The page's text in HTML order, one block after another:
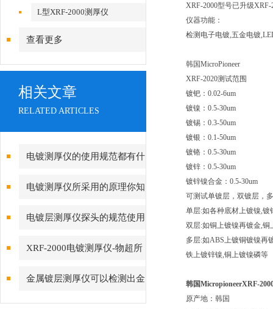
L型XRF-2000测厚仪
查看更多
相关文章
RELATED ARTICLES
电镀测厚仪的使用规范都有什
么？
电镀测厚仪所采用的原理你知
道吗
电镀层测厚仪探头的规范使用
XRF-2000电镀测厚仪-物超所
值的主要体现
金属镀层测厚仪可以检测出金
属表面的涂层厚度、薄弱部位和
XRF-2000型号已升级XRF-
仪器功能：
检测电子电镀,五金电镀
韩国MicroPioneer
XRF-2020测试范围
镀钯：0.02-6um
镀镍：0.5-30um
镀锡：0.3-50um
镀银：0.1-50um
镀铬：0.5-30um
镀锌：0.5-30um
镀锌镍合金：0.5-30um
可测试单镀层，双镀层，
单层:如各种底材上镀镍,镀
双层:如铜上镀镍再镀金,
多层:如ABS上镀铜镀镍再
铁上镀锌镍,铜上镀镍磷等
韩国MicropioneerXRF-
原产地：韩国